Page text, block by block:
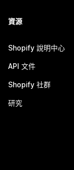
資源
Shopify 說明中心
API 文件
Shopify 社群
研究